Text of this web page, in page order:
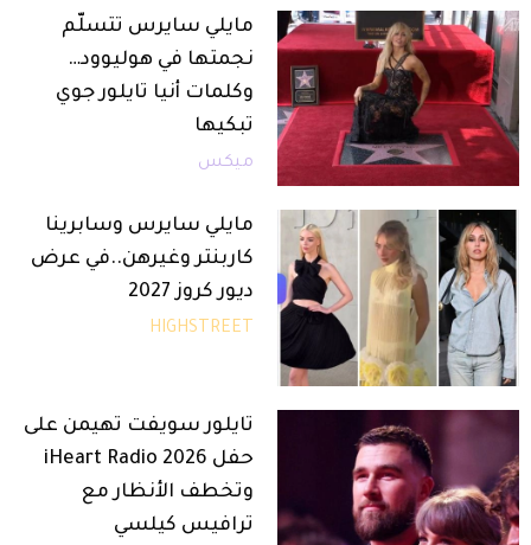
مايلي سايرس تتسلّم
نجمتها في هوليوود…
وكلمات أنيا تايلور جوي
تبكيها
ميكس
مايلي سايرس وسابرينا
كاربنتر وغيرهن..في عرض
ديور كروز 2027
HIGHSTREET
تايلور سويفت تهيمن على
حفل iHeart Radio 2026
وتخطف الأنظار مع
ترافيس كيلسي